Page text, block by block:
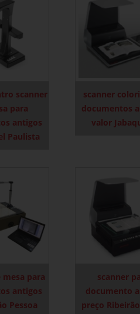
scanner
para
antigos
Paulista
scanner
documentos
valor
mesa para
antigos
Pessoa
scanner
documento
preço